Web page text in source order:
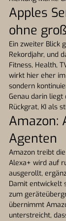
Apples
ohne
Ein zweiter Blick
Rekordjahr, und
Fitness, Health,
wirkt hier eher
sondern
Genau darin liegt
Rückgrat, KI als
Amazon:
Agenten
Amazon treibt
Alexa+ wird auf
ausgerollt,
Damit entwickelt
zum
übernimmt
unterstreicht,